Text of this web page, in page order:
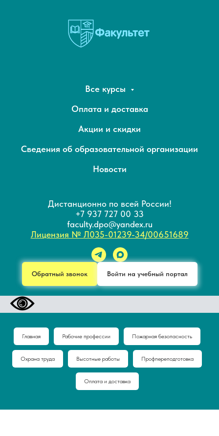
Все курсы
Оплата и доставка
Акции и скидки
Сведения об образовательной организации
Новости
Дистанционно по всей России!
+7 937 727 00 33
faculty.dpo@yandex.ru
Лицензия № Л035-01239-34/00651689
Обратный звонок Войти на учебный портал
Главная Рабочие профессии Пожарная безопасность
Охрана труда Высотные работы Профпереподготовка
Оплата и доставка